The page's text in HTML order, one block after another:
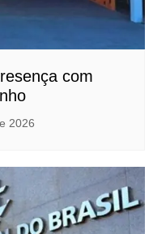
com
2026